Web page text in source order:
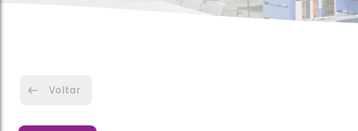
Voltar